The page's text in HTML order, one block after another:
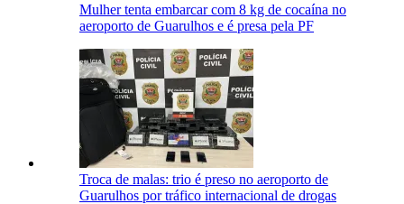
Mulher tenta embarcar com 8 kg de cocaína no
aeroporto de Guarulhos e é presa pela PF
Troca de malas: trio é preso no aeroporto de
Guarulhos por tráfico internacional de drogas